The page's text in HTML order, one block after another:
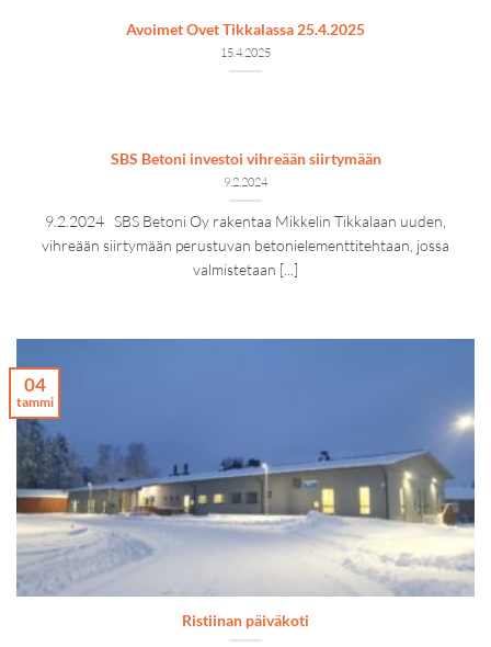
Avoimet Ovet Tikkalassa 25.4.2025
15.4.2025
SBS Betoni investoi vihreään siirtymään
9.2.2024
9.2.2024 SBS Betoni Oy rakentaa Mikkelin Tikkalaan uuden,
vihreään siirtymään perustuvan betonielementtitehtaan, jossa
valmistetaan [...]
Ristiinan päiväkoti
04
tammi